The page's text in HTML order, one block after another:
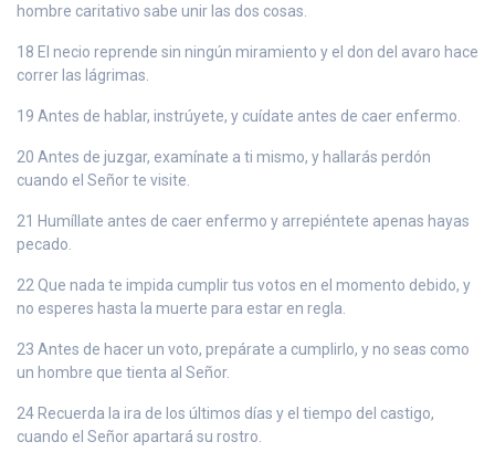
hombre caritativo sabe unir las dos cosas.
18 El necio reprende sin ningún miramiento y el don del avaro hace
correr las lágrimas.
19 Antes de hablar, instrúyete, y cuídate antes de caer enfermo.
20 Antes de juzgar, examínate a ti mismo, y hallarás perdón
cuando el Señor te visite.
21 Humíllate antes de caer enfermo y arrepiéntete apenas hayas
pecado.
22 Que nada te impida cumplir tus votos en el momento debido, y
no esperes hasta la muerte para estar en regla.
23 Antes de hacer un voto, prepárate a cumplirlo, y no seas como
un hombre que tienta al Señor.
24 Recuerda la ira de los últimos días y el tiempo del castigo,
cuando el Señor apartará su rostro.